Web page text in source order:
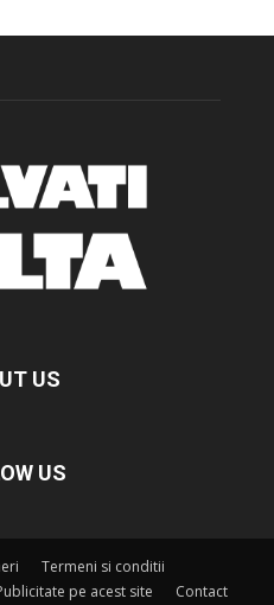
US
US
Termeni si conditii
pe acest site Contact